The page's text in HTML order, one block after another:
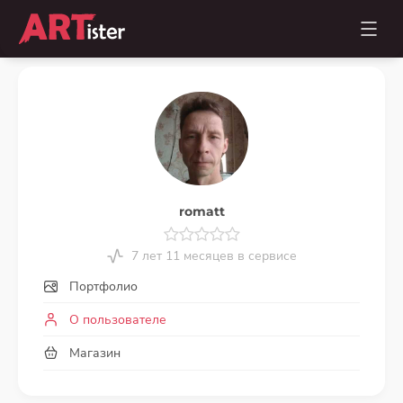
romatt
7 лет 11 месяцев в сервисе
Портфолио
О пользователе
Магазин